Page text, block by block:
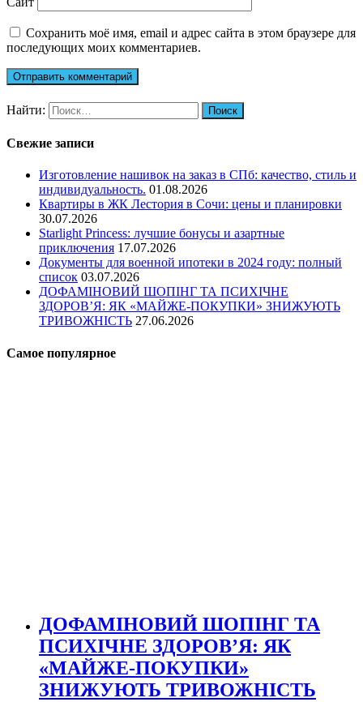
Сохранить моё имя, email и адрес сайта в этом браузере для
последующих моих комментариев.
Найти:
Свежие записи
Изготовление нашивок на заказ в СПб: качество, стиль и
индивидуальность. 01.08.2026
Квартиры в ЖК Лестория в Сочи: цены и планировки
30.07.2026
Starlight Princess: лучшие бонусы и азартные
приключения 17.07.2026
Документы для военной ипотеки в 2024 году: полный
список 03.07.2026
ДОФАМІНОВИЙ ШОПІНГ ТА ПСИХІЧНЕ
ЗДОРОВ’Я: ЯК «МАЙЖЕ-ПОКУПКИ» ЗНИЖУЮТЬ
ТРИВОЖНІСТЬ 27.06.2026
Самое популярное
ДОФАМІНОВИЙ ШОПІНГ ТА
ПСИХІЧНЕ ЗДОРОВ’Я: ЯК
«МАЙЖЕ-ПОКУПКИ»
ЗНИЖУЮТЬ ТРИВОЖНІСТЬ